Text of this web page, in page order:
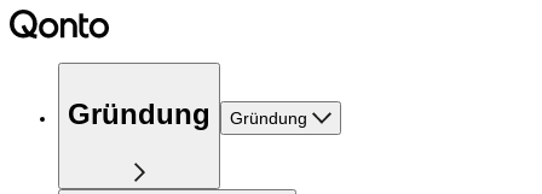
Gründung Gründung